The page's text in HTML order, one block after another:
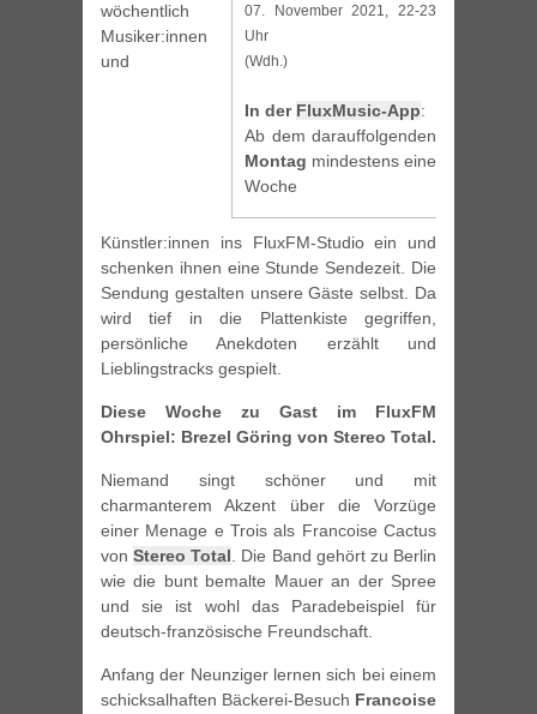
07. November 2021, 22-23
Uhr
(Wdh.)
In der FluxMusic-App:
Ab dem darauffolgenden
Montag mindestens eine
Woche
wöchentlich
Musiker:innen
und
Künstler:innen ins FluxFM-Studio ein und
schenken ihnen eine Stunde Sendezeit. Die
Sendung gestalten unsere Gäste selbst. Da
wird tief in die Plattenkiste gegriffen,
persönliche Anekdoten erzählt und
Lieblingstracks gespielt.
Diese Woche zu Gast im FluxFM
Ohrspiel: Brezel Göring von Stereo Total.
Niemand singt schöner und mit
charmanterem Akzent über die Vorzüge
einer Menage e Trois als Francoise Cactus
vonStereo Total. Die Band gehört zu Berlin
wie die bunt bemalte Mauer an der Spree
und sie ist wohl das Paradebeispiel für
deutsch-französische Freundschaft.
Anfang der Neunziger lernen sich bei einem
schicksalhaften Bäckerei-Besuch Francoise